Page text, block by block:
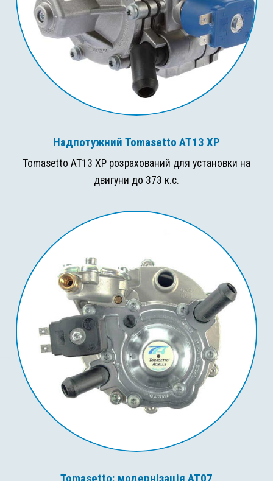
Надпотужний Tomasetto AT13 XP
Tomasetto AT13 XP розрахований для установки на
двигуни до 373 к.с.